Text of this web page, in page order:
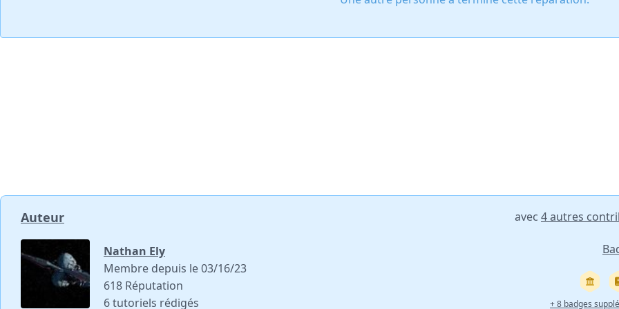
Auteur avec 4 autres
Nathan Ely
Membre depuis le 03/16/23
618 Réputation
6 tutoriels rédigés
+ 8 badges